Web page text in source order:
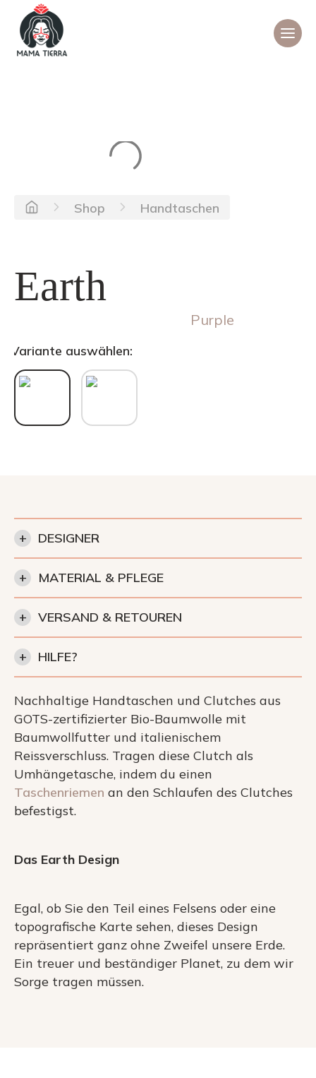
Shop Handtaschen
Earth
Purple
Variante auswählen:
+ DESIGNER
+ MATERIAL & PFLEGE
+ VERSAND & RETOUREN
+ HILFE?
Nachhaltige Handtaschen und Clutches aus
GOTS-zertifizierter Bio-Baumwolle mit
Baumwollfutter und italienischem
Reissverschluss. Tragen diese Clutch als
Umhängetasche, indem du einen
Taschenriemen an den Schlaufen des Clutches
befestigst.
Das Earth Design
Egal, ob Sie den Teil eines Felsens oder eine
topografische Karte sehen, dieses Design
repräsentiert ganz ohne Zweifel unsere Erde.
Ein treuer und beständiger Planet, zu dem wir
Sorge tragen müssen.